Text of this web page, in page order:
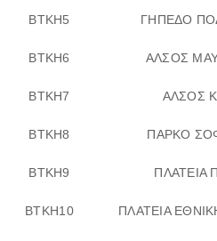
ΒΤΚΗ5 ΓΗΠΕΔΟ
ΒΤΚΗ6 ΑΛΣΟΣ
ΒΤΚΗ7 ΑΛΣΟΣ
ΒΤΚΗ8 ΠΑΡΚΟ
ΒΤΚΗ9 ΠΛΑΤΕΙΑ
ΒΤΚΗ10 ΠΛΑΤΕΙΑ